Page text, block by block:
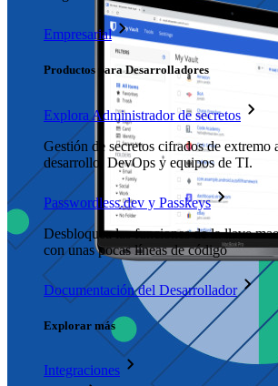
Empresarial
Productos para Desarrolladores
Explora Administrador de secretos
Gestión de secretos cifrados de extremo
desarrollo, DevOps y equipos de TI.
Passwordless.dev y Passkeys
Desbloquea las funciones de la llave
con unas pocas líneas de código
Documentación del Desarrollador
Explorar más
Integraciones